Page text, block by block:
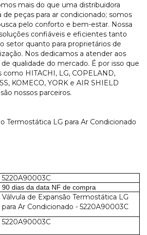
mais do que uma distribuidora
de peças para ar condicionado; somos
pelo conforto e bem-estar. Nossa
confiáveis e eficientes tanto
setor quanto para proprietários de
Nos dedicamos a atender aos
qualidade do mercado. É por isso que
como HITACHI, LG, COPELAND,
KOMECO, YORK e AIR SHIELD
nossos parceiros.
Termostática LG para Ar Condicionado
5220A90003C
90 dias da data NF de compra
Válvula de Expansão Termostática LG
para Ar Condicionado - 5220A90003C
5220A90003C